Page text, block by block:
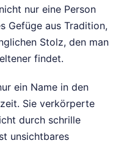
nur eine Person
Gefüge aus Tradition,
Stolz, den man
findet.
ein Name in den
Sie verkörperte
durch schrille
unsichtbares